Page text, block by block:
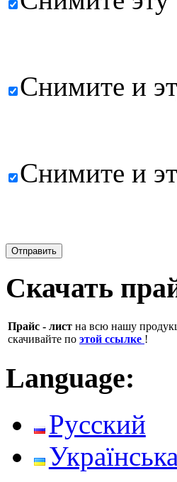
Снимите и
Снимите и
Скачать
Прайс - лист на всю нашу
скачивайте по этой ссылке !
Language:
Русский
Українська